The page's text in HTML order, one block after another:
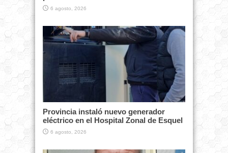
6 agosto, 2026
Provincia instaló nuevo generador
eléctrico en el Hospital Zonal de Esquel
6 agosto, 2026